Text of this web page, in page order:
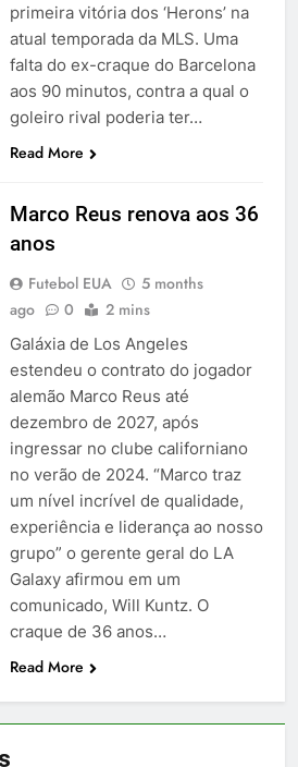
primeira vitória dos ‘Herons’ na
atual temporada da MLS. Uma
falta do ex-craque do Barcelona
aos 90 minutos, contra a qual o
goleiro rival poderia ter…
Read More
Marco Reus renova aos 36
anos
Futebol EUA
5 months
ago
0 2 mins
Galáxia de Los Angeles
estendeu o contrato do jogador
alemão Marco Reus até
dezembro de 2027, após
ingressar no clube californiano
no verão de 2024. “Marco traz
um nível incrível de qualidade,
experiência e liderança ao nosso
grupo” o gerente geral do LA
Galaxy afirmou em um
comunicado, Will Kuntz. O
craque de 36 anos…
Read More